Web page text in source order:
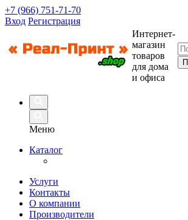
+7 (966) 751-71-70
Вход Регистрация
Интернет-
магазин
товаров
для дома
и офиса
Меню
Каталог
Услуги
Контакты
О компании
Производители